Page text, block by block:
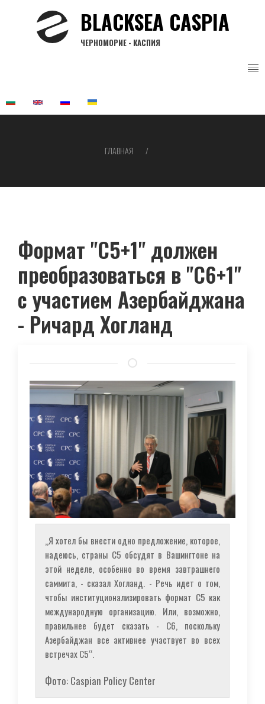
BLACKSEA CASPIA
ЧЕРНОМОРИЕ - КАСПИЯ
навигации
ГЛАВНАЯ
Формат "С5+1" должен
преобразоваться в "С6+1"
с участием Азербайджана
- Ричард Хогланд
„Я хотел бы внести одно предложение, которое,
надеюсь, страны С5 обсудят в Вашингтоне на
этой неделе, особенно во время завтрашнего
саммита, - сказал Хогланд. - Речь идет о том,
чтобы институционализировать формат С5 как
международную организацию. Или, возможно,
правильнее будет сказать - С6, поскольку
Азербайджан все активнее участвует во всех
встречах С5“.
Фото: Caspian Policy Center